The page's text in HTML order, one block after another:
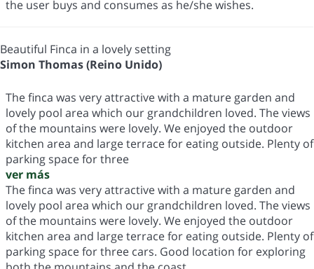
the user buys and consumes as he/she wishes.
Beautiful Finca in a lovely setting
Simon Thomas (Reino Unido)
The finca was very attractive with a mature garden and
lovely pool area which our grandchildren loved. The views
of the mountains were lovely. We enjoyed the outdoor
kitchen area and large terrace for eating outside. Plenty of
parking space for three
ver más
The finca was very attractive with a mature garden and
lovely pool area which our grandchildren loved. The views
of the mountains were lovely. We enjoyed the outdoor
kitchen area and large terrace for eating outside. Plenty of
parking space for three cars. Good location for exploring